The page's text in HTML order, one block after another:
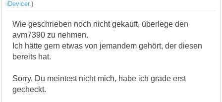
iDevicer.)
Wie geschrieben noch nicht gekauft, überlege den
avm7390 zu nehmen.
Ich hätte gern etwas von jemandem gehört, der diesen
bereits hat.
Sorry, Du meintest nicht mich, habe ich grade erst
gecheckt.